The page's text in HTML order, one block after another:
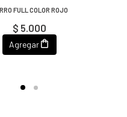
FULL COLOR ROJO
$ 5.000
Agregar